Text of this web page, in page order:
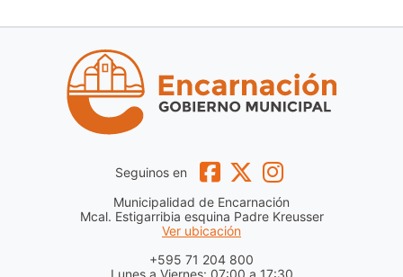
Seguinos en
Municipalidad de Encarnación
Mcal. Estigarribia esquina Padre Kreusser
Ver ubicación
+595 71 204 800